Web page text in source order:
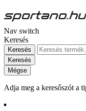
Nav switch
Keresés
Keresés
Keresés
Mégse
Adja meg a keresőszót a